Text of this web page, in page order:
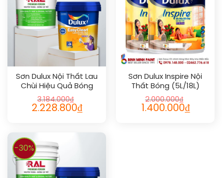
Sơn Dulux Nội Thất Lau
Chùi Hiệu Quả Bóng
3.184.000₫
2.228.800₫
Sơn Dulux Inspire Nội
Thất Bóng (5L/18L)
2.000.000₫
1.400.000₫
-30%